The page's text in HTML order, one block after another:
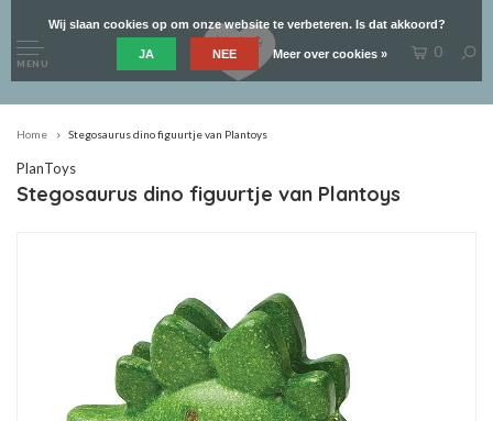
MENU
0
Home Stegosaurus dino figuurtje van Plantoys
PlanToys
Stegosaurus dino figuurtje van Plantoys
Wij slaan cookies op om onze website te verbeteren. Is dat akkoord?
JA NEE Meer over cookies »